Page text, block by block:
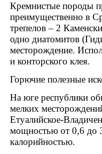
Кремнистые породы
преимущественно в
трепелов – 2
одно диатомитов
месторождение.
и конторского клея.
Горючие полезные
На юге республики
мелких
Етуалийское-
мощностью от 0,6 до
калорийностью.